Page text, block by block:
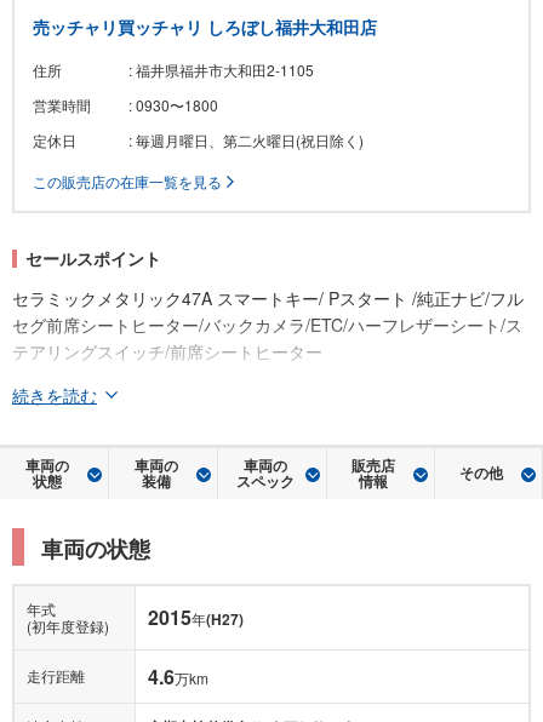
売ッチャリ買ッチャリ しろぼし福井大和田店
住所
: 福井県福井市大和田2-1105
営業時間
: 0930〜1800
定休日
: 毎週月曜日、第二火曜日(祝日除く)
この販売店の在庫一覧を見る
セールスポイント
セラミックメタリック47A スマートキー/ Pスタート /純正ナビ/フル
セグ前席シートヒーター/バックカメラ/ETC/ハーフレザーシート/ス
テアリングスイッチ/前席シートヒーター
続きを読む
車両の
状態
車両の
装備
車両の
スペック
販売店
情報 その他
車両の状態
年式
(初年度登録)
2015年(H27)
走行距離 4.6万km